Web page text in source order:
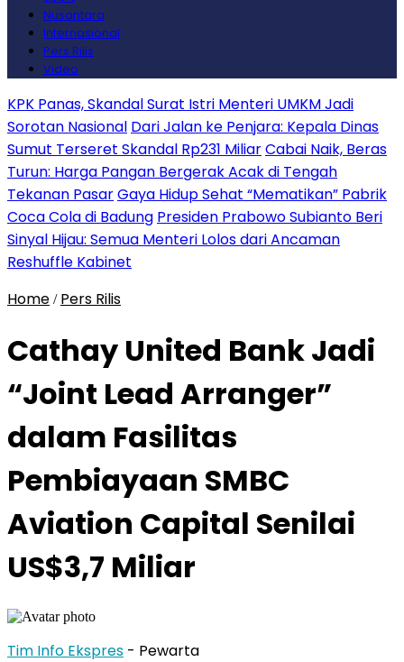
Nusantara
Internasional
Pers Rilis
Video
KPK Panas, Skandal Surat Istri Menteri UMKM Jadi
Sorotan Nasional Dari Jalan ke Penjara: Kepala Dinas
Sumut Terseret Skandal Rp231 MiliarCabai Naik, Beras
Turun: Harga Pangan Bergerak Acak di Tengah
Tekanan PasarGaya Hidup Sehat “Mematikan” Pabrik
Coca Cola di Badung Presiden Prabowo Subianto Beri
Sinyal Hijau: Semua Menteri Lolos dari Ancaman
Reshuffle Kabinet
Home / Pers Rilis
Cathay United Bank Jadi
“Joint Lead Arranger”
dalam Fasilitas
Pembiayaan SMBC
Aviation Capital Senilai
US$3,7 Miliar
Tim Info Ekspres - Pewarta